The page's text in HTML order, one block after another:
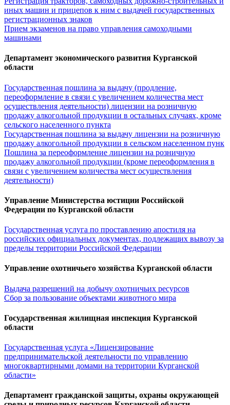
иных машин и прицепов к ним с выдачей государственных
регистрационных знаков
Прием экзаменов на право управления самоходными
машинами
Департамент экономического развития Курганской
области
Государственная пошлина за выдачу (продление,
переоформление в связи с увеличением количества мест
осуществления деятельности) лицензии на розничную
продажу алкогольной продукции в остальных случаях, кроме
сельского населенного пункта
Государственная пошлина за выдачу лицензии на розничную
продажу алкогольной продукции в сельском населенном пунк
Пошлина за переоформление лицензии на розничную
продажу алкогольной продукции (кроме переоформления в
связи с увеличением количества мест осуществления
деятельности)
Управление Министерства юстиции Российской
Федерации по Курганской области
Государственная услуга по проставлению апостиля на
российских официальных документах, подлежащих вывозу за
пределы территории Российской Федерации
Управление охотничьего хозяйства Курганской области
Выдача разрешений на добычу охотничьих ресурсов
Сбор за пользование объектами животного мира
Государственная жилищная инспекция Курганской
области
Государственная услуга «Лицензирование
предпринимательской деятельности по управлению
многоквартирными домами на территории Курганской
области»
Департамент гражданской защиты, охраны окружающей